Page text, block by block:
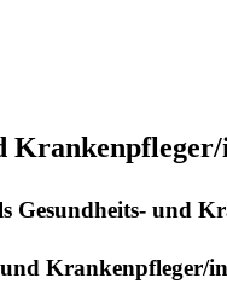
Gesundheits- und
Krankenpfleger/in